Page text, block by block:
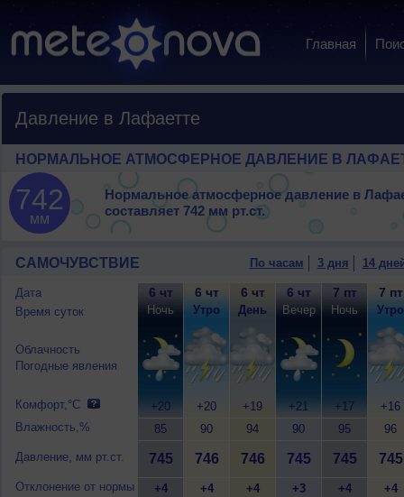
Главная
Давление в Лафаетте
НОРМАЛЬНОЕ АТМОСФЕРНОЕ ДАВЛЕНИЕ В
742
мм
Нормальное атмосферное давление в
составляет 742 мм рт.ст.
САМОЧУВСТВИЕ По часам 3 дня 14
Дата
Время суток
Облачность
Погодные явления
Комфорт,°C
Влажность,%
Давление, мм рт.ст.
Отклонение от нормы
6 чт
Ночь
+20
85
745
+4
6 чт
Утро
+20
90
746
+4
6 чт
День
+19
94
746
+4
6 чт
Вечер
+21
90
745
+3
7 пт
Ночь
+17
95
745
+4
7 пт
Утро
+16
96
745
+4